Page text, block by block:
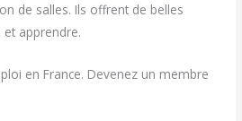
de salles. Ils offrent de belles
apprendre.
en France. Devenez un membre